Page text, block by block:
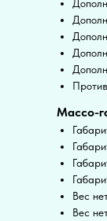
Массо-
Вес
Вес